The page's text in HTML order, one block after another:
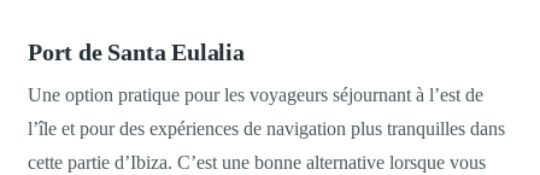
Port de Santa Eulalia
Une option pratique pour les voyageurs séjournant à l’est de
l’île et pour des expériences de navigation plus tranquilles dans
cette partie d’Ibiza. C’est une bonne alternative lorsque vous